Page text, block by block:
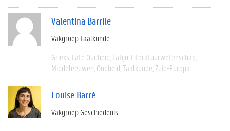
Valentina Barrile
Vakgroep Taalkunde
Grieks Late Oudheid Latijn Literatuurwetenschap
Middeleeuwen Oudheid Taalkunde Zuid-Europa
Louise Barré
Vakgroep Geschiedenis